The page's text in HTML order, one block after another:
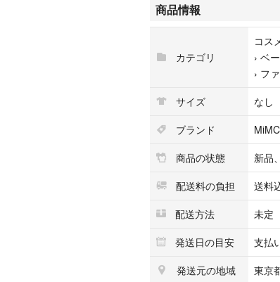
#4570060012924
#コスメ/美容
#ファンデーション
商品情報
カテゴリ
コス
› ベ
› フ
サイズ
なし
ブランド
MiMC
商品の状態
新品
配送料の負担
送料
配送方法
未定
発送日の目安
支払
発送元の地域
東京